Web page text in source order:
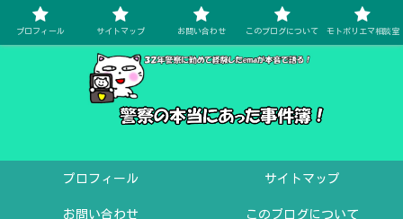
プロフィール サイトマップ
お問い合わせ このブログについて
プロフィール サイトマップ お問い合わせ このブログについて モトポリエマ相談室